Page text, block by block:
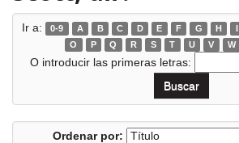
Ir a: 0-9 A B C D E F G H I
O
P Q R S T U V W
O introducir las primeras letras:
Ordenar por: